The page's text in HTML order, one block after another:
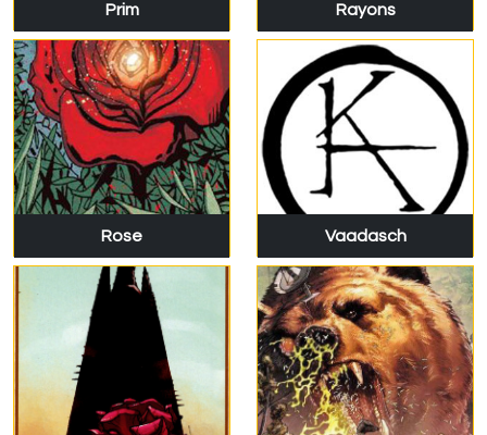
Prim Rayons
Rose Vaadasch